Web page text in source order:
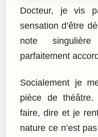
Docteur, je vis
sensation d’être
note
parfaitement
Socialement je
pièce de théâtre.
faire, dire et je
nature ce n’est